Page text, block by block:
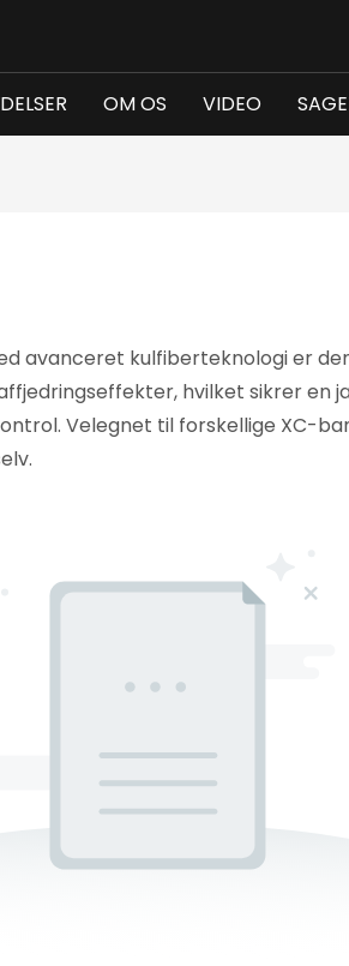
OM OS VIDEO
avanceret kulfiberteknologi er
hvilket sikrer en
Velegnet til forskellige XC-